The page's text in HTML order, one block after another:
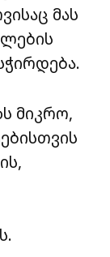
მას
მიკრო,